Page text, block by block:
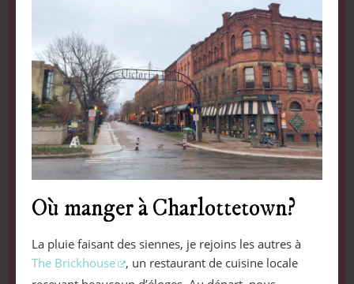
Où manger à Charlottetown?
La pluie faisant des siennes, je rejoins les autres à
The Brickhouse
, un restaurant de cuisine locale